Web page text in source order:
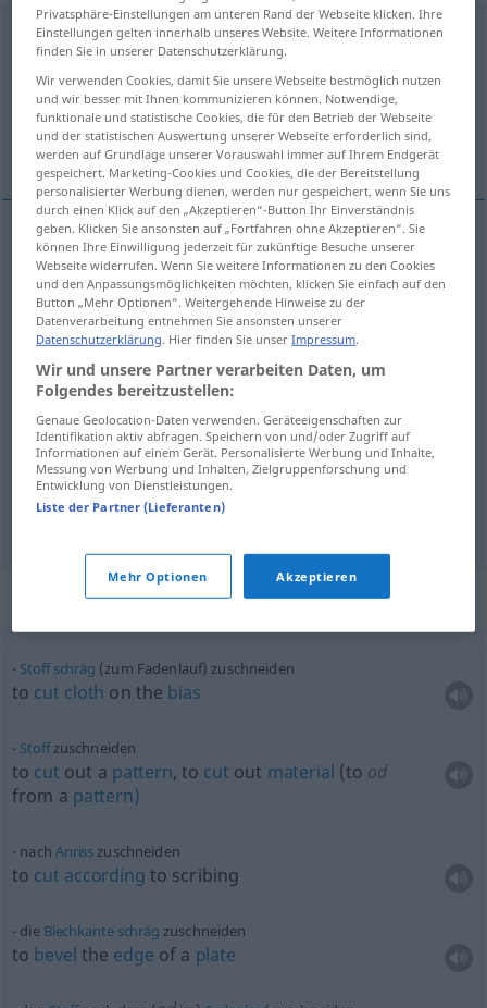
zuschneiden v/t < irr,trennb;-ge-;h>
Übersicht aller Übersetzungen
(Für mehr Details die Übersetzung anklicken/antippen)
cut out cut to size blank
cutout zuschneiden Kleidungsstücke
cut(sth)tosize zuschneiden TECH auf eine
blank zuschneiden METALL
Beispielsätze für "zuschneiden"
Stoff schräg (zum Fadenlauf) zuschneiden
to cut cloth on the bias
Stoffzuschneiden
to cut out a pattern, to cut out material (to od
from a pattern)
nach Anrisszuschneiden
to cut according to scribing
die Blechkante schräg zuschneiden
to bevel the edge of a plate
Privatsphäre-Einstellungen am unteren Rand der Webseite klicken. Ihre
Einstellungen gelten innerhalb unseres Website. Weitere Informationen
finden Sie in unserer Datenschutzerklärung.
Wir verwenden Cookies, damit Sie unsere Webseite bestmöglich nutzen
und wir besser mit Ihnen kommunizieren können. Notwendige,
funktionale und statistische Cookies, die für den Betrieb der Webseite
und der statistischen Auswertung unserer Webseite erforderlich sind,
werden auf Grundlage unserer Vorauswahl immer auf Ihrem Endgerät
gespeichert. Marketing-Cookies und Cookies, die der Bereitstellung
personalisierter Werbung dienen, werden nur gespeichert, wenn Sie uns
durch einen Klick auf den „Akzeptieren“-Button Ihr Einverständnis
geben. Klicken Sie ansonsten auf „Fortfahren ohne Akzeptieren“. Sie
können Ihre Einwilligung jederzeit für zukünftige Besuche unserer
Webseite widerrufen. Wenn Sie weitere Informationen zu den Cookies
und den Anpassungsmöglichkeiten möchten, klicken Sie einfach auf den
Button „Mehr Optionen“. Weitergehende Hinweise zu der
Datenverarbeitung entnehmen Sie ansonsten unserer
Datenschutzerklärung. Hier finden Sie unserImpressum.
Wir und unsere Partner verarbeiten Daten, um
Folgendes bereitzustellen:
Genaue Geolocation-Daten verwenden. Geräteeigenschaften zur
Identifikation aktiv abfragen. Speichern von und/oder Zugriff auf
Informationen auf einem Gerät. Personalisierte Werbung und Inhalte,
Messung von Werbung und Inhalten, Zielgruppenforschung und
Entwicklung von Dienstleistungen.
Liste der Partner (Lieferanten)
Mehr Optionen Akzeptieren